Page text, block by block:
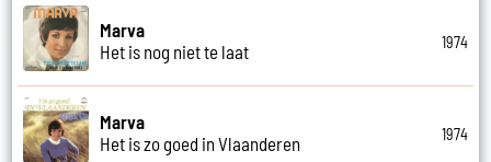
Marva
Het is nog niet te laat
1974
Marva
Het is zo goed in Vlaanderen
1974